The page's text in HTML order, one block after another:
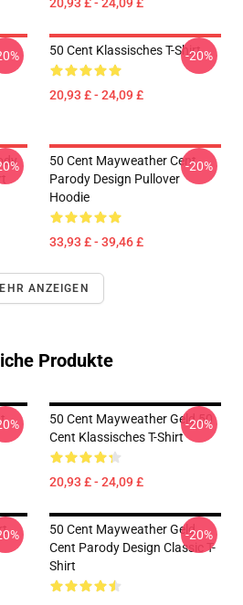
50 Cent Klassisches T-Shirt
20,93 £ - 24,09 £
-20%
50 Cent Mayweather Cent
Parody Design Pullover
Hoodie
33,93 £ - 39,46 £
-20%
ANZEIGEN
Produkte
50 Cent Mayweather Geld 50
Cent Klassisches T-Shirt
20,93 £ - 24,09 £
-20%
50 Cent Mayweather Geld
Cent Parody Design Classic T-
Shirt
-20%